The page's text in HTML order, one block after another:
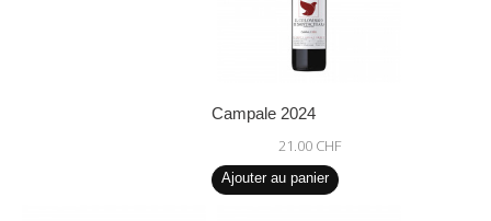
Campale 2024
21.00 CHF
Ajouter au panier